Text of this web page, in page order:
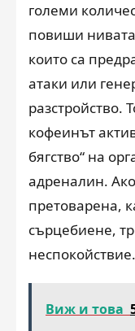
големи
повиши
които са
атаки или
разстройство.
кофеинът
бягство“ на
адреналин.
претоварена,
сърцебиене,
неспокойствие.
Виж и това